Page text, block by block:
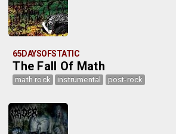
65DAYSOFSTATIC
The Fall Of Math
math rock instrumental post-rock